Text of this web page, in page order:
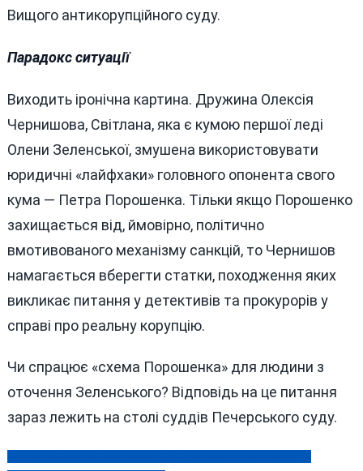
Вищого антикорупційного суду.
Парадокс ситуації
Виходить іронічна картина. Дружина Олексія
Чернишова, Світлана, яка є кумою першої леді
Олени Зеленської, змушена використовувати
юридичні «лайфхаки» головного опонента свого
кума — Петра Порошенка. Тільки якщо Порошенко
захищається від, ймовірно, політично
вмотивованого механізму санкцій, то Чернишов
намагається вберегти статки, походження яких
викликає питання у детективів та прокурорів у
справі про реальну корупцію.
Чи спрацює «схема Порошенка» для людини з
оточення Зеленського? Відповідь на це питання
зараз лежить на столі суддів Печерського суду.
Навігація